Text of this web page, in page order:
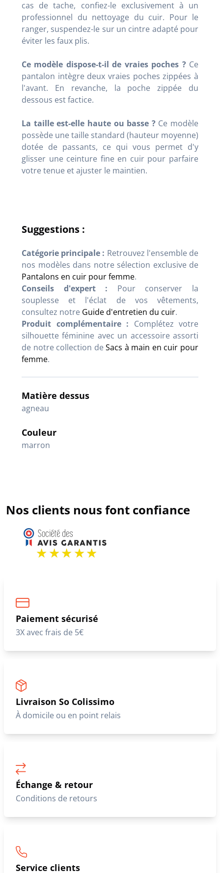
cas de tache, confiez-le exclusivement à un
professionnel du nettoyage du cuir. Pour le
ranger, suspendez-le sur un cintre adapté pour
éviter les faux plis.
Ce modèle dispose-t-il de vraies poches ?Ce
pantalon intègre deux vraies poches zippées à
l'avant. En revanche, la poche zippée du
dessous est factice.
La taille est-elle haute ou basse ?Ce modèle
possède une taille standard (hauteur moyenne)
dotée de passants, ce qui vous permet d'y
glisser une ceinture fine en cuir pour parfaire
votre tenue et ajuster le maintien.
Suggestions :
Catégorie principale : Retrouvez l'ensemble de
nos modèles dans notre sélection exclusive de
Pantalons en cuir pour femme.
Conseils d'expert : Pour conserver la
souplesse et l'éclat de vos vêtements,
consultez notre Guide d'entretien du cuir.
Produit complémentaire : Complétez votre
silhouette féminine avec un accessoire assorti
de notre collection deSacs à main en cuir pour
femme.
Matière dessus
agneau
Couleur
marron
Nos clients nous font confiance
Paiement sécurisé
3X avec frais de 5€
Livraison So Colissimo
À domicile ou en point relais
Échange & retour
Conditions de retours
Service clients